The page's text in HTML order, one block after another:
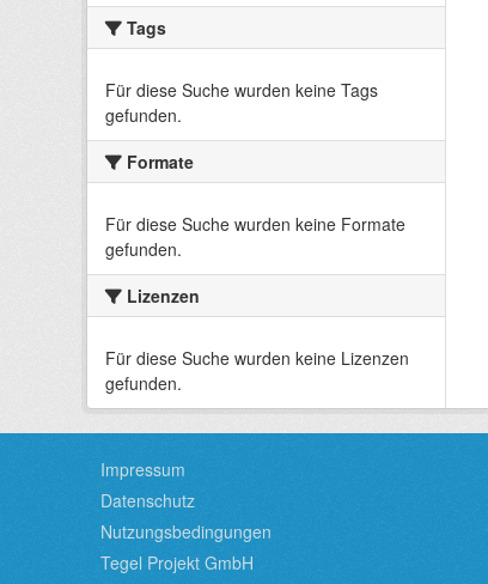
Tags
Für diese Suche wurden keine Tags
gefunden.
Formate
Für diese Suche wurden keine Formate
gefunden.
Lizenzen
Für diese Suche wurden keine Lizenzen
gefunden.
Impressum
Datenschutz
Nutzungsbedingungen
Tegel Projekt GmbH